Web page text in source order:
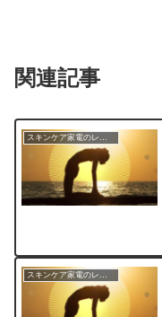
関連記事
スキンケア家電のレビュー